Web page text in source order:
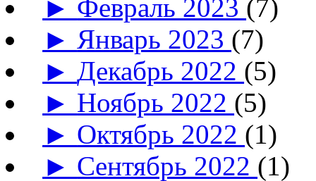
► Февраль 2023 (7)
► Январь 2023 (7)
►Декабрь 2022 (5)
► Ноябрь 2022 (5)
► Октябрь 2022 (1)
► Сентябрь 2022 (1)